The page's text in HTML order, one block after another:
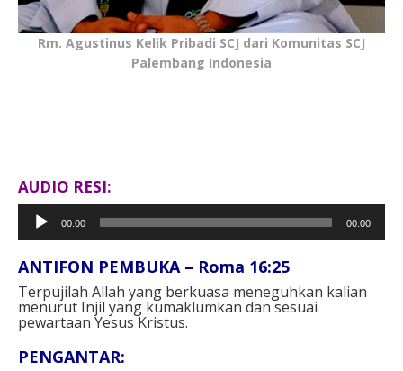
Rm. Agustinus Kelik Pribadi SCJ dari Komunitas SCJ
Palembang Indonesia
AUDIO RESI:
Pemutar
Audio
00:00 00:00
ANTIFON PEMBUKA – Roma 16:25
Terpujilah Allah yang berkuasa meneguhkan kalian
menurut Injil yang kumaklumkan dan sesuai
pewartaan Yesus Kristus.
PENGANTAR: